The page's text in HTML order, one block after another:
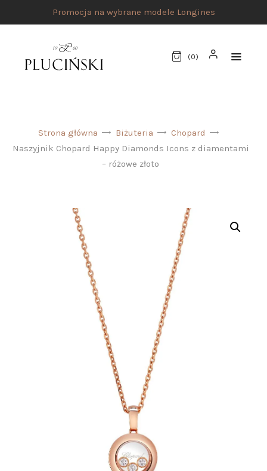
Promocja na wybrane modele Longines
(0)
UMÓW SPOTKANIE
BIŻUTERIA
ZEGARKI
AKCESORIA
Strona główna Biżuteria
Chopard
Naszyjnik Chopard Happy Diamonds Icons z diamentami
– różowe złoto